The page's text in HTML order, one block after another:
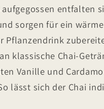
entfalten
sorgen für ein
Pflanzendrink
klassische Chai-
Vanille und
lässt sich der Chai